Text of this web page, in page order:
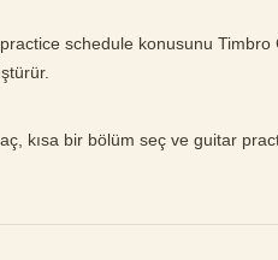
schedule konusunu
aç, kısa bir bölüm seç ve guitar